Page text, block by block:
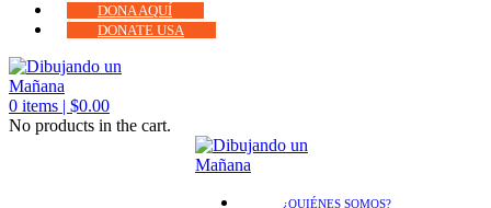
DONA AQUÍ
DONATE USA
0 items | $0.00
No products in the cart.
¿QUIÉNES SOMOS?